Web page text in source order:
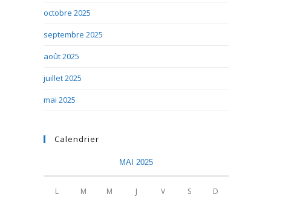
octobre 2025
septembre 2025
août 2025
juillet 2025
mai 2025
Calendrier
MAI 2025
L M M J V S D